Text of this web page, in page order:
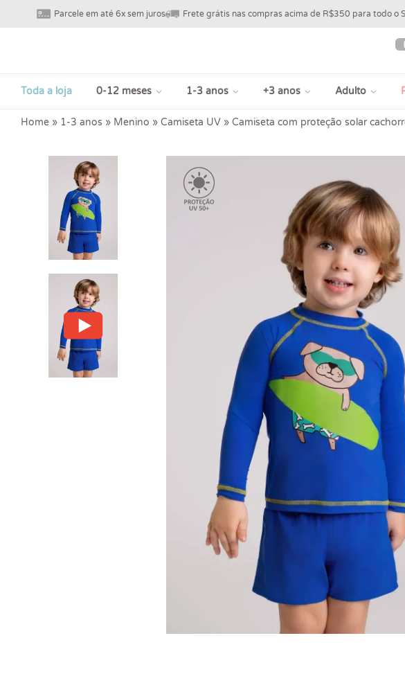
Parcele em até 6x sem juros Frete grátis nas compras acima de R$350 para todo o
Toda a loja 0-12 meses 1-3 anos +3 anos Adulto
Home » 1-3 anos » Menino » Camiseta UV » Camiseta com proteção solar